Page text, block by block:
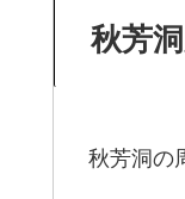
秋芳
秋芳洞の